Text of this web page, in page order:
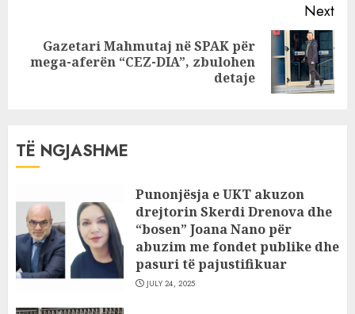
Next
Next
Gazetari Mahmutaj në SPAK për
mega-aferën “CEZ-DIA”, zbulohen
detaje
TË NGJASHME
Punonjësja e UKT akuzon
drejtorin Skerdi Drenova dhe
“bosen” Joana Nano për
abuzim me fondet publike dhe
pasuri të pajustifikuar
JULY 24, 2025